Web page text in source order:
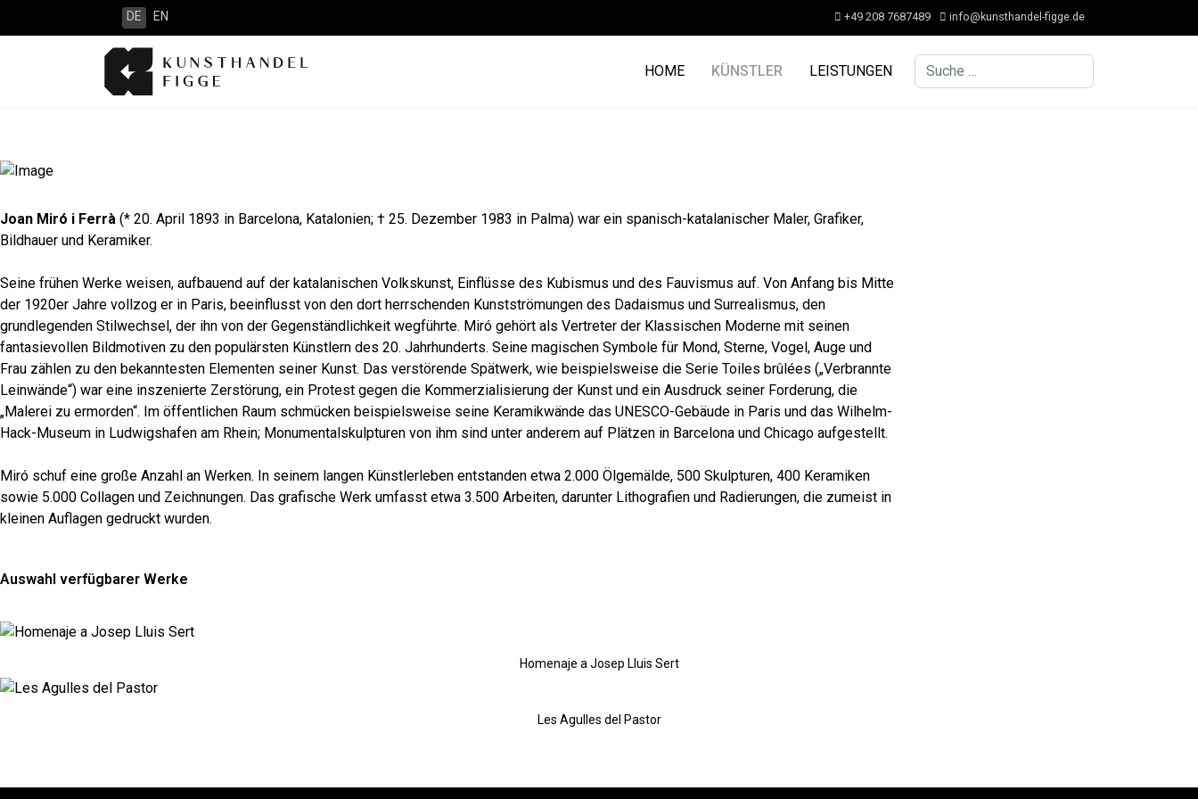
DE EN +49 208 7687489 info@kunsthandel-figge.de
HOME KÜNSTLER LEISTUNGEN Suchen
Joan Miró i Ferrà (* 20. April 1893 in Barcelona, Katalonien; † 25. Dezember 1983 in Palma) war ein spanisch-katalanischer Maler, Grafiker,
Bildhauer und Keramiker.
Seine frühen Werke weisen, aufbauend auf der katalanischen Volkskunst, Einflüsse des Kubismus und des Fauvismus auf. Von Anfang bis Mitte
der 1920er Jahre vollzog er in Paris, beeinflusst von den dort herrschenden Kunstströmungen des Dadaismus und Surrealismus, den
grundlegenden Stilwechsel, der ihn von der Gegenständlichkeit wegführte. Miró gehört als Vertreter der Klassischen Moderne mit seinen
fantasievollen Bildmotiven zu den populärsten Künstlern des 20. Jahrhunderts. Seine magischen Symbole für Mond, Sterne, Vogel, Auge und
Frau zählen zu den bekanntesten Elementen seiner Kunst. Das verstörende Spätwerk, wie beispielsweise die Serie Toiles brûlées („Verbrannte
Leinwände“) war eine inszenierte Zerstörung, ein Protest gegen die Kommerzialisierung der Kunst und ein Ausdruck seiner Forderung, die
„Malerei zu ermorden“. Im öffentlichen Raum schmücken beispielsweise seine Keramikwände das UNESCO-Gebäude in Paris und das Wilhelm-
Hack-Museum in Ludwigshafen am Rhein; Monumentalskulpturen von ihm sind unter anderem auf Plätzen in Barcelona und Chicago aufgestellt.
Miró schuf eine große Anzahl an Werken. In seinem langen Künstlerleben entstanden etwa 2.000 Ölgemälde, 500 Skulpturen, 400 Keramiken
sowie 5.000 Collagen und Zeichnungen. Das grafische Werk umfasst etwa 3.500 Arbeiten, darunter Lithografien und Radierungen, die zumeist in
kleinen Auflagen gedruckt wurden.
Auswahl verfügbarer Werke
Homenaje a Josep Lluis Sert
Les Agulles del Pastor